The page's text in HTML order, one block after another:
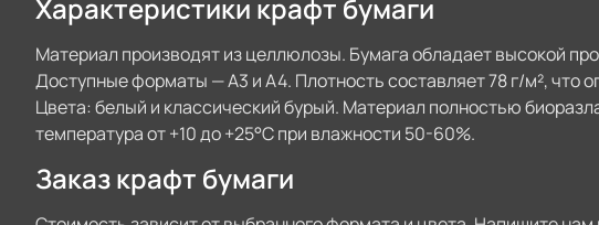
Характеристики крафт бумаги
Материал производят из целлюлозы. Бумага обладает высокой
Доступные форматы — А3 и А4. Плотность составляет 78 г/м², что
Цвета: белый и классический бурый. Материал полностью
температура от +10 до +25°C при влажности 50-60%.
Заказ крафт бумаги